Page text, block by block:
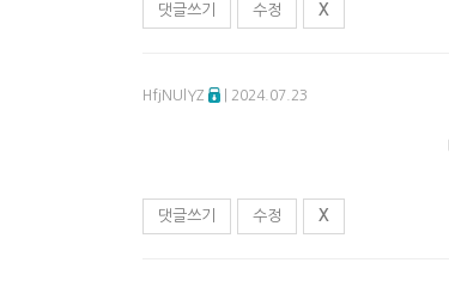
댓글쓰기 수정 X
HfjNUlYZ | 2024.07.23
댓글쓰기 수정 X